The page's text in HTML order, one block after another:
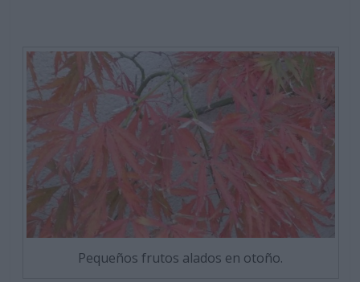
Pequeños frutos alados en otoño.